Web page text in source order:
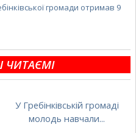
громади отримав 9
ЧИТАЄМІ
У Гребінківській громаді
молодь навчали...